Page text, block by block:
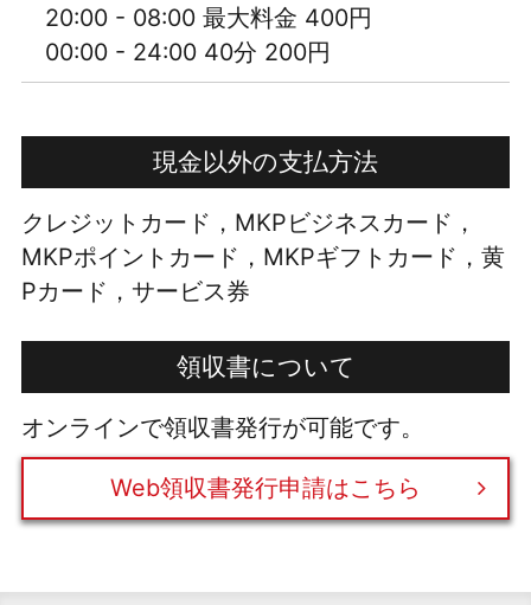
20:00 - 08:00 最大料金 400円
00:00 - 24:00 40分 200円
現金以外の支払方法
クレジットカード，MKPビジネスカード，
MKPポイントカード，MKPギフトカード，黄
Pカード，サービス券
領収書について
オンラインで領収書発行が可能です。
Web領収書発行申請はこちら